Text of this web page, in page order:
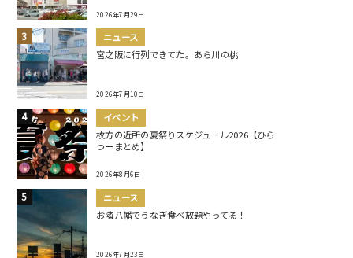
2026年7月29日
ニュース
宮之阪に行列できてた。あら川の桃
2026年7月10日
イベント
枚方の近所の夏祭りスケジュール2026【ひら
つーまとめ】
2026年8月6日
ニュース
お隣八幡でうなぎ食べ放題やってる！
2026年7月23日